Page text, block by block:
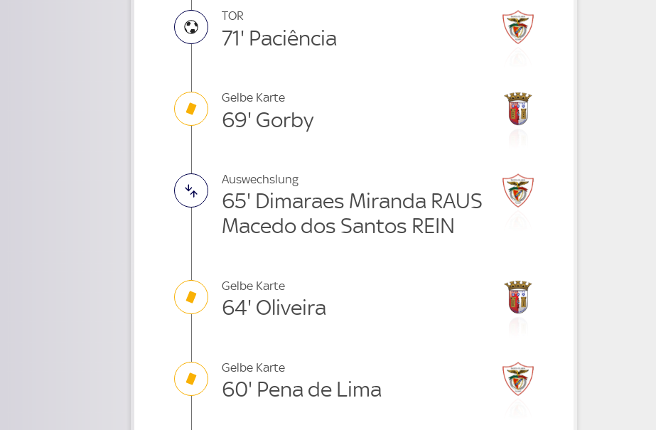
TOR
71' Paciência
Gelbe Karte
69' Gorby
Auswechslung
65' Dimaraes Miranda RAUS
Macedo dos Santos REIN
Gelbe Karte
64' Oliveira
Gelbe Karte
60' Pena de Lima